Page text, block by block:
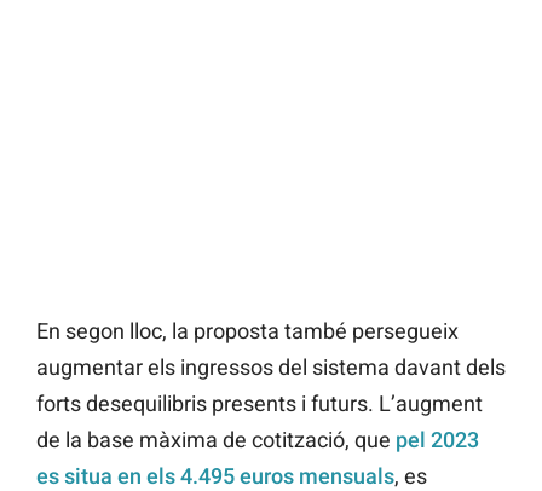
En segon lloc, la proposta també persegueix
augmentar els ingressos del sistema davant dels
forts desequilibris presents i futurs. L’augment
de la base màxima de cotització, que pel 2023
es situa en els 4.495 euros mensuals, es